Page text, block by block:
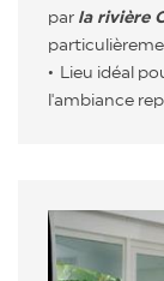
par la rivière
Lieu idéal
l'ambiance